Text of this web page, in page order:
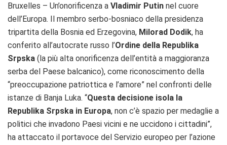
Bruxelles – Un’onorificenza a Vladimir Putin nel cuore
dell’Europa. Il membro serbo-bosniaco della presidenza
tripartita della Bosnia ed Erzegovina, Milorad Dodik, ha
conferito all’autocrate russo l’Ordine della Republika
Srpska (la più alta onorificenza dell’entità a maggioranza
serba del Paese balcanico), come riconoscimento della
“preoccupazione patriottica e l’amore” nel confronti delle
istanze di Banja Luka. “Questa decisione isola la
Republika Srpska in Europa, non c’è spazio per medaglie a
politici che invadono Paesi vicini e ne uccidono i cittadini”,
ha attaccato il portavoce del Servizio europeo per l’azione